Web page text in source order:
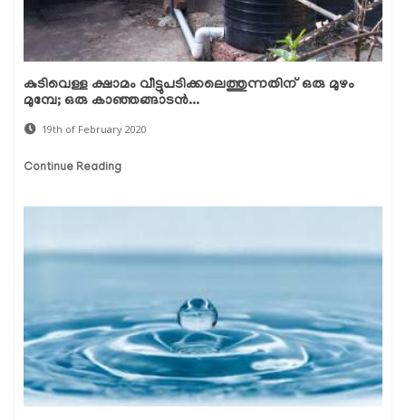
കുടിവെള്ള ക്ഷാമം വീട്ടുപടിക്കലെത്തുന്നതിന് ഒരു മുഴം
മുമ്പേ; ഒരു കാഞ്ഞങ്ങാടന്‍...
19th of February 2020
Continue Reading